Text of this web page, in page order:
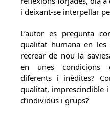
i deixant-se interpel·lar
L’autor es pregunta
qualitat humana en les
recrear de nou la
en unes condicions
diferents i inèdites?
qualitat, imprescindible
d’individus i grups?